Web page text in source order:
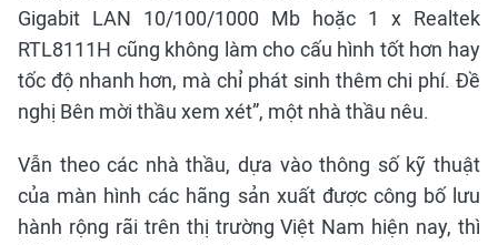
Gigabit LAN 10/100/1000 Mb hoặc 1 x Realtek
RTL8111H cũng không làm cho cấu hình tốt hơn hay
tốc độ nhanh hơn, mà chỉ phát sinh thêm chi phí. Đề
nghị Bên mời thầu xem xét”, một nhà thầu nêu.
Vẫn theo các nhà thầu, dựa vào thông số kỹ thuật
của màn hình các hãng sản xuất được công bố lưu
hành rộng rãi trên thị trường Việt Nam hiện nay, thì